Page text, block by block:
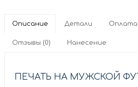
Описание Детали Оплата
Отзывы (0) Нанесение
ПЕЧАТЬ НА МУЖСКОЙ